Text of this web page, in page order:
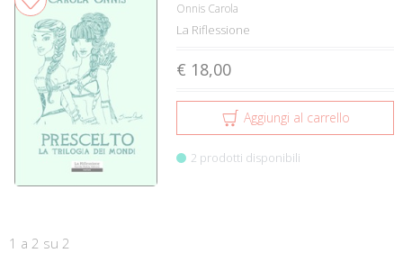
Onnis Carola
La Riflessione
€ 18,00
Aggiungi al carrello
2 prodotti disponibili
1 a 2 su 2